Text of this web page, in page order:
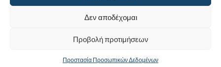
Δεν αποδέχομαι
Προβολή προτιμήσεων
Προστασία Προσωπικών Δεδομένων
Powered by |